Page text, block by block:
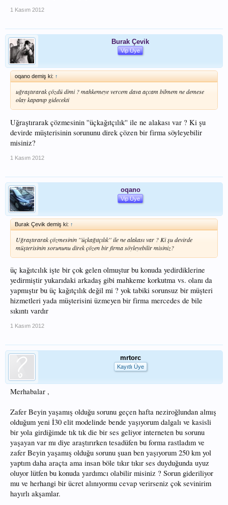
1 Kasım 2012
Burak Çevik
Vip Üye
oqano demiş ki: ↑
uğraştırarak çözdü dimi ? mahkemeye vercem dava açcam bilmem ne demese
olay kapanıp gidecekti
Uğraştırarak çözmesinin ''üçkağıtçılık'' ile ne alakası var ? Ki şu
devirde müşterisinin sorununu direk çözen bir firma söyleyebilir
misiniz?
1 Kasım 2012
oqano
Vip Üye
Burak Çevik demiş ki: ↑
Uğraştırarak çözmesinin ''üçkağıtçılık'' ile ne alakası var ? Ki şu devirde
müşterisinin sorununu direk çözen bir firma söyleyebilir misiniz?
üç kağıtcılık işte bir çok gelen olmuştur bu konuda yedirdiklerine
yedirmiştir yukarıdaki arkadaş gibi mahkeme korkutma vs. olanı da
yapmıştır bu üç kağıtçılık değil mi ? yok tabiki sorunsuz bir müşteri
hizmetleri yada müşterisini üzmeyen bir firma mercedes de bile
sıkıntı vardır
1 Kasım 2012
mrtorc
Kayıtlı Üye
Merhabalar ,
Zafer Beyin yaşamış olduğu sorunu geçen hafta neziroğlundan almış
olduğum yeni İ30 elit modelinde bende yaşıyorum dalgalı ve kasisli
bir yola girdiğimde tık tık die bir ses geliyor interneten bu sorunu
yaşayan var mı diye araştırırken tesadüfen bu forma rastladım ve
zafer Beyin yaşamış olduğu sorunu şuan ben yaşıyorum 250 km yol
yaptım daha araçta ama insan böle tıkır tıkır ses duyduğunda uyuz
oluyor lütfen bu konuda yardımcı olabilir misiniz ? Sorun gideriliyor
mu ve herhangi bir ücret alınıyormu cevap verirseniz çok sevinirim
hayırlı akşamlar.